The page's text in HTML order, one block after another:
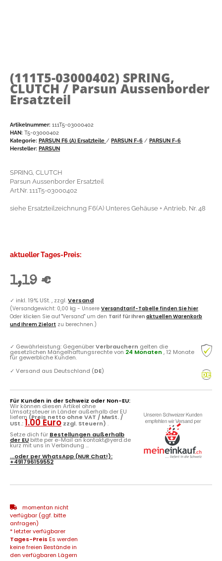
(111T5-03000402) SPRING,
CLUTCH / Parsun Aussenborder
Ersatzteil
Artikelnummer: 111T5-03000402
HAN: T5-03000402
Kategorie: PARSUN F6 (A) Ersatzteile / PARSUN F-6 / PARSUN F-6
Hersteller: PARSUN
SPRING, CLUTCH
Parsun Aussenborder Ersatzteil
Art.Nr. 111T5-03000402
siehe Ersatzteilzeichnung F6(A) Unteres Gehäuse + Antrieb, Nr. 48
aktueller Tages-Preis:
1,19 €
✓ inkl. 19% USt. , zzgl.Versand
(Versandgewicht: 0,00 kg - Unsere Versandtarif-Tabelle finden Sie hier.
Oder klicken Sie auf "Versand" um den Tarif für Ihren aktuellen Warenkorb
und Ihrem Zielort zu berechnen.)
✓ Gewährleistung: GegenüberVerbrauchern gelten die
gesetzlichen Mängelhaftungsrechte von 24 Monaten , 12 Monate
für gewerbliche Kunden.
✓ Versand aus Deutschland (DE)
Für Kunden in der Schweiz oder Non-EU:
Wir können diesen Artikel ohne
Umsatzsteuer in Länder außerhalb der EU
liefern (Preis netto ohne VAT / MwSt. /
USt.:1.00 Euro zzgl. Steuern) .
Setze dich für Bestellungen außerhalb
der EU bitte per e-Mail an kontakt@yerd.de
kurz mit uns in Verbindung ...
...oder perWhatsApp (NUR Chat!):
+491796159552
momentan nicht
verfügbar (ggf. bitte
anfragen)
* letzter verfügbarer
Tages-Preis Es werden
keine freien Bestände in
den verfügbaren Lägern